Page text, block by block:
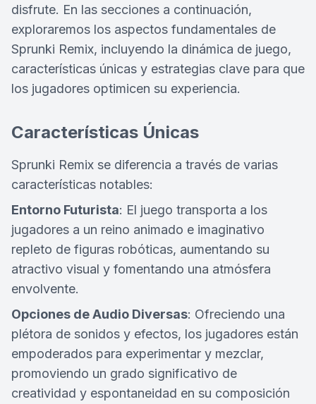
disfrute. En las secciones a continuación,
exploraremos los aspectos fundamentales de
Sprunki Remix, incluyendo la dinámica de juego,
características únicas y estrategias clave para que
los jugadores optimicen su experiencia.
Características Únicas
Sprunki Remix se diferencia a través de varias
características notables:
Entorno Futurista: El juego transporta a los
jugadores a un reino animado e imaginativo
repleto de figuras robóticas, aumentando su
atractivo visual y fomentando una atmósfera
envolvente.
Opciones de Audio Diversas: Ofreciendo una
plétora de sonidos y efectos, los jugadores están
empoderados para experimentar y mezclar,
promoviendo un grado significativo de
creatividad y espontaneidad en su composición